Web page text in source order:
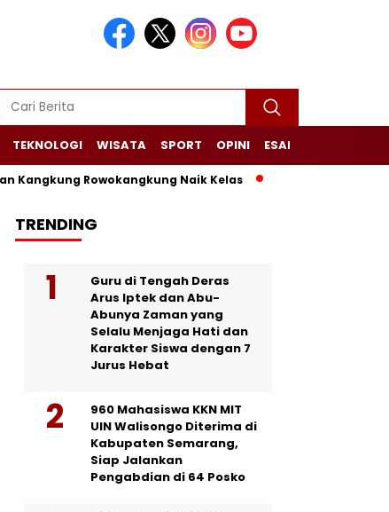
TEKNOLOGI WISATA SPORT OPINI ESAI
Rowokangkung Naik Kelas Dari Limbah Menjadi
TRENDING
Guru di Tengah Deras
Arus Iptek dan Abu-
Abunya Zaman yang
Selalu Menjaga Hati dan
Karakter Siswa dengan 7
Jurus Hebat
960 Mahasiswa KKN MIT
UIN Walisongo Diterima di
Kabupaten Semarang,
Siap Jalankan
Pengabdian di 64 Posko